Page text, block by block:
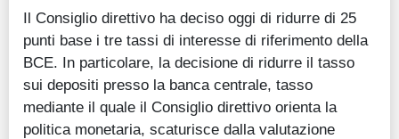
Il Consiglio direttivo ha deciso oggi di ridurre di 25
punti base i tre tassi di interesse di riferimento della
BCE. In particolare, la decisione di ridurre il tasso
sui depositi presso la banca centrale, tasso
mediante il quale il Consiglio direttivo orienta la
politica monetaria, scaturisce dalla valutazione